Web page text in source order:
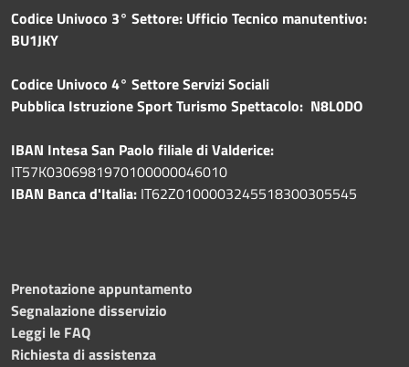
Codice Univoco 3° Settore: Ufficio Tecnico manutentivo:
BU1JKY
Codice Univoco 4° Settore Servizi Sociali
Pubblica Istruzione Sport Turismo Spettacolo: N8L0DO
IBAN Intesa San Paolo filiale di Valderice:
IT57K0306981970100000046010
IBAN Banca d'Italia: IT62Z0100003245518300305545
Prenotazione appuntamento
Segnalazione disservizio
Leggi le FAQ
Richiesta di assistenza